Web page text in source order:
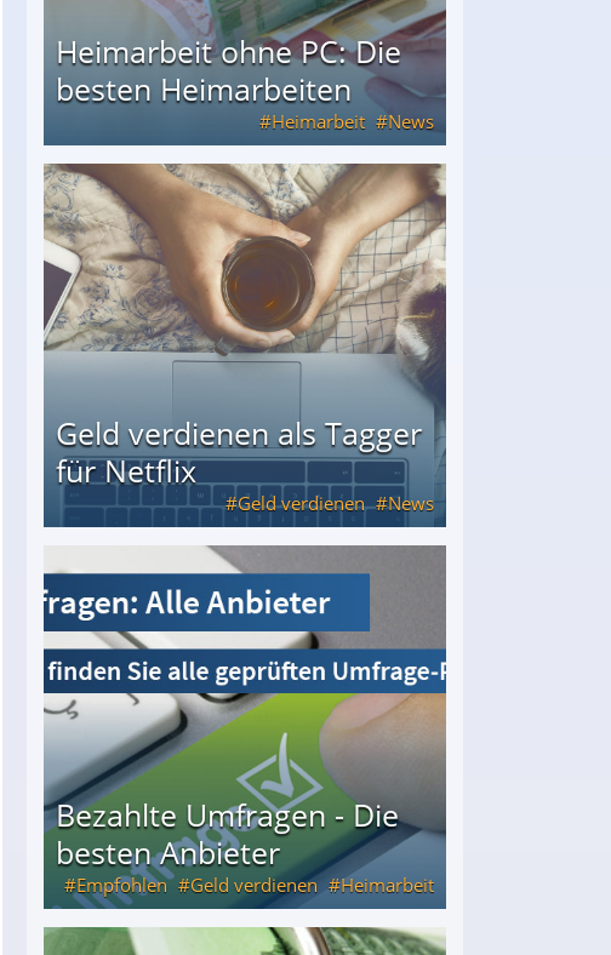
Heimarbeit ohne PC: Die
besten Heimarbeiten
Heimarbeit News
Geld verdienen als Tagger
für Netflix
Geld verdienen News
Bezahlte Umfragen - Die
besten Anbieter
Empfohlen Geld verdienen Heimarbeit